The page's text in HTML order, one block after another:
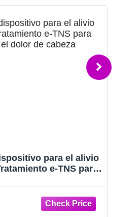
Relief Device e-
For migraine and